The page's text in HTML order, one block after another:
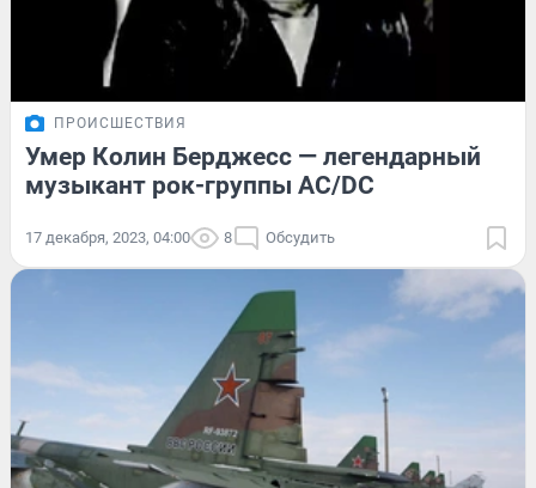
ПРОИСШЕСТВИЯ
Умер Колин Берджесс — легендарный
музыкант рок-группы AC/DC
17 декабря, 2023, 04:00 8 Обсудить